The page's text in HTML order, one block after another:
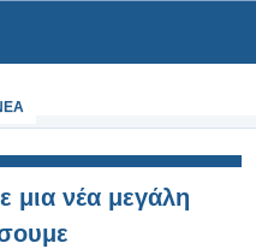
νέα μεγάλη